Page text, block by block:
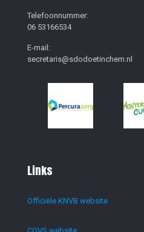
Telefoonnummer:
06 53166534
E-mail:
secretaris@sdodoetinchem.nl
Links
Officiële KNVB website